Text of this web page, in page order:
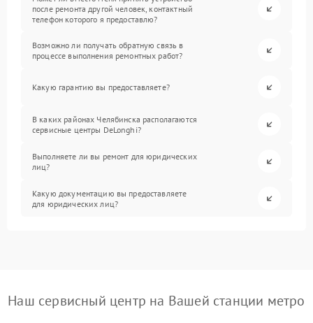
после ремонта другой человек, контактный
телефон которого я предоставлю?
Возможно ли получать обратную связь в
процессе выполнения ремонтных работ?
Какую гарантию вы предоставляете?
В каких районах Челябинска располагаются
сервисные центры DeLonghi?
Выполняете ли вы ремонт для юридических
лиц?
Какую документацию вы предоставляете
для юридических лиц?
Наш сервисный центр на Вашей станции метро